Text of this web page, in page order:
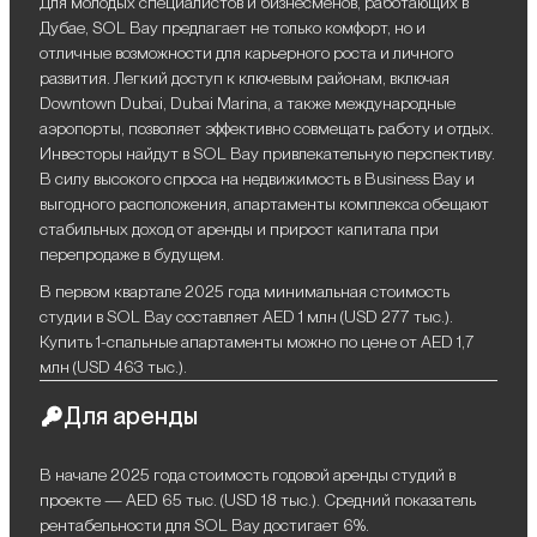
Дубае, SOL Bay предлагает не только комфорт, но и
отличные возможности для карьерного роста и личного
развития. Легкий доступ к ключевым районам, включая
Downtown Dubai, Dubai Marina, а также международные
аэропорты, позволяет эффективно совмещать работу и отдых.
Инвесторы найдут в SOL Bay привлекательную перспективу.
В силу высокого спроса на недвижимость в Business Bay и
выгодного расположения, апартаменты комплекса обещают
стабильных доход от аренды и прирост капитала при
перепродаже в будущем.
В первом квартале 2025 года минимальная стоимость
студии в SOL Bay составляет AED 1 млн (USD 277 тыс.).
Купить 1-спальные апартаменты можно по цене от AED 1,7
млн (USD 463 тыс.).
Для аренды
В начале 2025 года стоимость годовой аренды студий в
проекте — AED 65 тыс. (USD 18 тыс.). Средний показатель
рентабельности для SOL Bay достигает 6%.